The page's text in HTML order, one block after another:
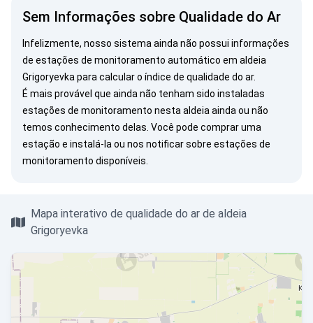
Sem Informações sobre Qualidade do Ar
Infelizmente, nosso sistema ainda não possui informações
de estações de monitoramento automático em aldeia
Grigoryevka para calcular o índice de qualidade do ar.
É mais provável que ainda não tenham sido instaladas
estações de monitoramento nesta aldeia ainda ou não
temos conhecimento delas. Você pode comprar uma
estação e instalá-la ou nos notificarsobre estações de
monitoramento disponíveis.
Mapa interativo de qualidade do ar de aldeia
Grigoryevka